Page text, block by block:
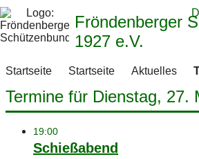
Fröndenberger
1927 e.V.
Startseite Startseite Aktuelles
Termine für Dienstag, 27.
19:00
Schießabend